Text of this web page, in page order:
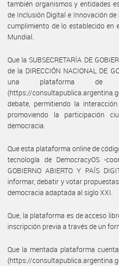
también organismos y entidades
de Inclusión Digital e Innovación
cumplimiento de lo establecido en
Mundial.
Que la SUBSECRETARÍA DE
de la DIRECCIÓN NACIONAL DE
una plataforma de
(https://
debate, permitiendo la
promoviendo la participación
democracia.
Que esta plataforma online de
tecnología de DemocracyOS -
GOBIERNO ABIERTO Y PAÍS
informar, debatir y votar
democracia adaptada al siglo XXI.
Que, la plataforma es de acceso
inscripción previa a través de un
Que la mentada plataforma
(https://